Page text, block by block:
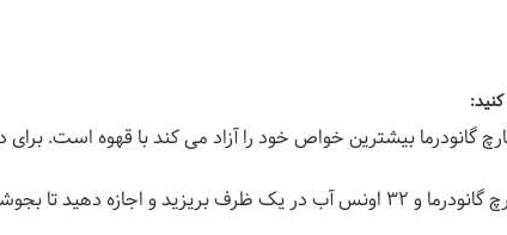
:
گانودرما بیشترین خواص خود را آزاد می کند با قهوه است. برای